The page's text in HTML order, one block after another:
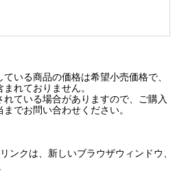
いる商品の価格は希望小売価格で、
れておりません。
ている場合がありますので、ご購入
でお問い合わせください。
ンクは、新しいブラウザウィンドウ、